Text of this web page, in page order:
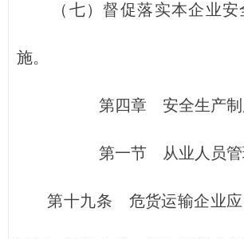
（七）督促落实本企业安
施。
第四章 安全生产制
第一节 从业人员管
第十九条 危货运输企业应